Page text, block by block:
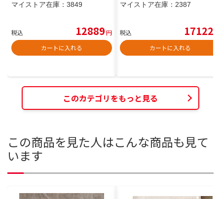
マイストア在庫： 3849
税込 12889円
カートに入れる
マイストア在庫： 2387
税込 17122
カートに入れる
このカテゴリをもっと見る
この商品を見た人はこんな商品も見て
います